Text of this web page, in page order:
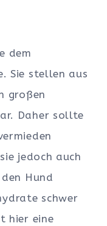
dem
Sie stellen aus
großen
Daher sollte
jedoch auch
Hund
schwer
hier eine